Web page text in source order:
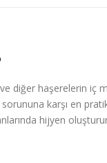
diğer haşerelerin
karşı en
hijyen